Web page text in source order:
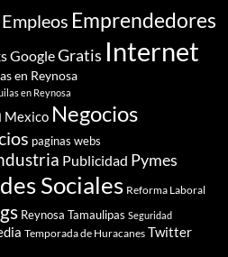
Empleos Emprendedores
GoogleGratis Internet
en Reynosa
en Reynosa
Mexico Negocios
paginas webs
Publicidad Pymes
Sociales Reforma Laboral
Reynosa Tamaulipas Seguridad
Temporada de Huracanes Twitter